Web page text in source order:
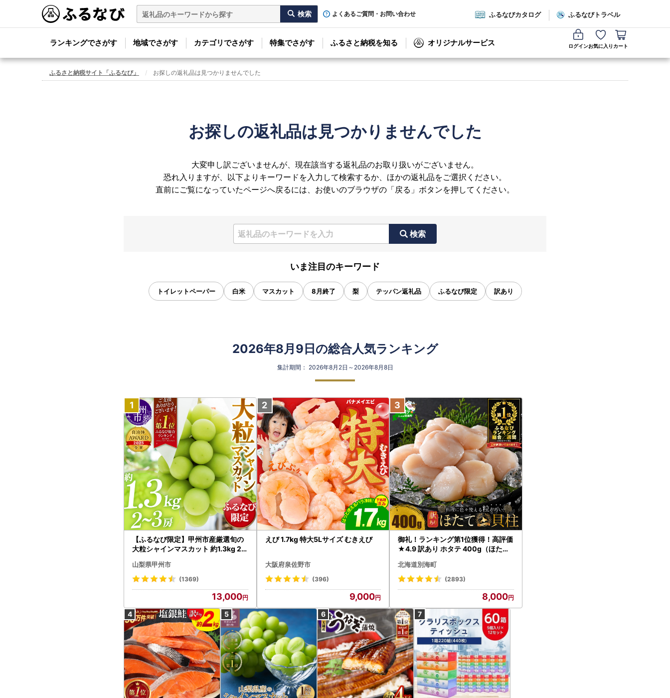
よくあるご質問・お問い合わせ ふるなびカタログ ふるなびトラベル
ランキングでさがす 地域でさがす カテゴリでさがす 特集でさがす ふるさと納税を知る オリジナルサービス ログインお気に入り カート
ふるさと納税サイト「ふるなび」 お探しの返礼品は見つかりませんでした
お探しの返礼品は見つかりませんでした
大変申し訳ございませんが、現在該当する返礼品のお取り扱いがございません。
恐れ入りますが、以下よりキーワードを入力して検索するか、ほかの返礼品をご選択ください。
直前にご覧になっていたページへ戻るには、お使いのブラウザの「戻る」ボタンを押してください。
検索
いま注目のキーワード
トイレットペーパー 白米 マスカット 8月終了 梨 テッパン返礼品 ふるなび限定 訳あり
2026年8月9日の総合人気ランキング
集計期間： 2026年8月2日～2026年8月8日
【ふるなび限定】甲州市産厳選旬の
大粒シャインマスカット 約1.3kg 2
472 FN-Limited-VO シャインマス
カット フルーツ
山梨県甲州市
(1369)
13,000
えび 1.7kg 特大5Lサイズ むきえび
大阪府泉佐野市
(396)
9,000
御礼！ランキング第1位獲得！高評価
★4.9 訳あり ホタテ 400g（ほたて
北海道別海町
(2893)
8,000